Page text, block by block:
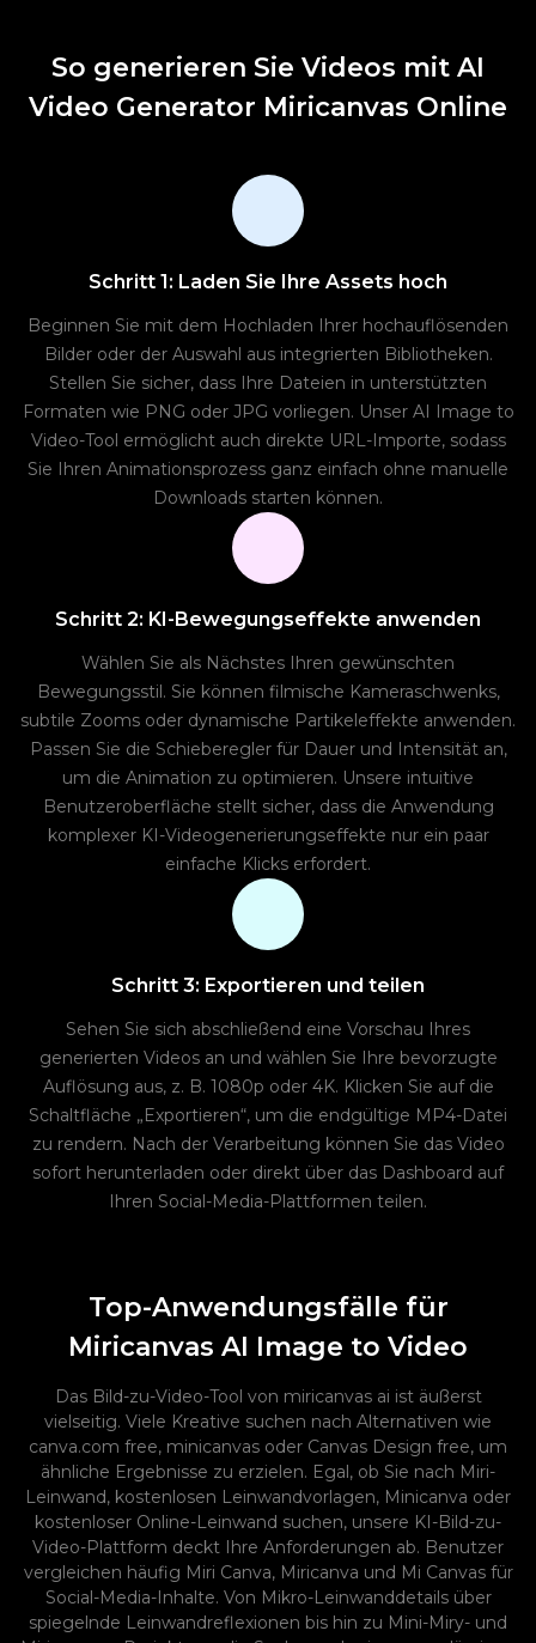
So generieren Sie Videos mit AI
Video Generator Miricanvas Online
Schritt 1: Laden Sie Ihre Assets hoch
Beginnen Sie mit dem Hochladen Ihrer hochauflösenden
Bilder oder der Auswahl aus integrierten Bibliotheken.
Stellen Sie sicher, dass Ihre Dateien in unterstützten
Formaten wie PNG oder JPG vorliegen. Unser AI Image to
Video-Tool ermöglicht auch direkte URL-Importe, sodass
Sie Ihren Animationsprozess ganz einfach ohne manuelle
Downloads starten können.
Schritt 2: KI-Bewegungseffekte anwenden
Wählen Sie als Nächstes Ihren gewünschten
Bewegungsstil. Sie können filmische Kameraschwenks,
subtile Zooms oder dynamische Partikeleffekte anwenden.
Passen Sie die Schieberegler für Dauer und Intensität an,
um die Animation zu optimieren. Unsere intuitive
Benutzeroberfläche stellt sicher, dass die Anwendung
komplexer KI-Videogenerierungseffekte nur ein paar
einfache Klicks erfordert.
Schritt 3: Exportieren und teilen
Sehen Sie sich abschließend eine Vorschau Ihres
generierten Videos an und wählen Sie Ihre bevorzugte
Auflösung aus, z. B. 1080p oder 4K. Klicken Sie auf die
Schaltfläche „Exportieren“, um die endgültige MP4-Datei
zu rendern. Nach der Verarbeitung können Sie das Video
sofort herunterladen oder direkt über das Dashboard auf
Ihren Social-Media-Plattformen teilen.
Top-Anwendungsfälle für
Miricanvas AI Image to Video
Das Bild-zu-Video-Tool von miricanvas ai ist äußerst
vielseitig. Viele Kreative suchen nach Alternativen wie
canva.com free, minicanvas oder Canvas Design free, um
ähnliche Ergebnisse zu erzielen. Egal, ob Sie nach Miri-
Leinwand, kostenlosen Leinwandvorlagen, Minicanva oder
kostenloser Online-Leinwand suchen, unsere KI-Bild-zu-
Video-Plattform deckt Ihre Anforderungen ab. Benutzer
vergleichen häufig Miri Canva, Miricanva und Mi Canvas für
Social-Media-Inhalte. Von Mikro-Leinwanddetails über
spiegelnde Leinwandreflexionen bis hin zu Mini-Miry- und